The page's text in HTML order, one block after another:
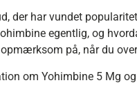
der har vundet
egentlig, og
på, når du
om Yohimbine 5 Mg